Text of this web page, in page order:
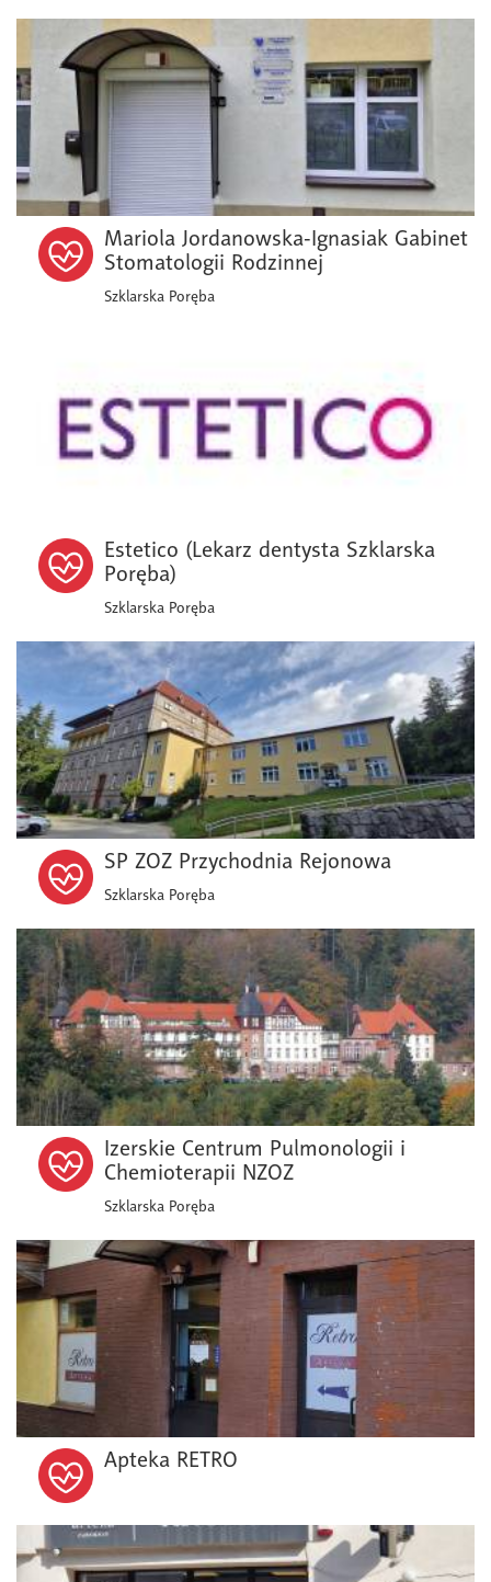
Mariola Jordanowska-Ignasiak Gabinet
Stomatologii Rodzinnej
Szklarska Poręba
Estetico (Lekarz dentysta Szklarska
Poręba)
Szklarska Poręba
SP ZOZ Przychodnia Rejonowa
Szklarska Poręba
Izerskie Centrum Pulmonologii i
Chemioterapii NZOZ
Szklarska Poręba
Apteka RETRO